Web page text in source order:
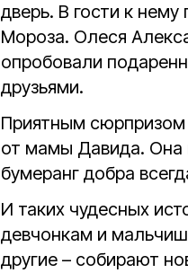
дверь. В гости к
Мороза. Олеся
опробовали
друзьями.
Приятным
от мамы Давида. Она
бумеранг добра
И таких чудесных
девчонкам и
другие – собирают